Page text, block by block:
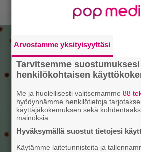
Arvostamme yksityisyyttäsi
Tarvitsemme
henkilökohtaisen
Me ja huolellisesti valitsemamme88
hyödynnämme henkilötietoja
käyttäjäkokemuksen sekä
mainoksia.
Hyväksymällä suostut tietojesi
Käytämme laitetunnisteita ja